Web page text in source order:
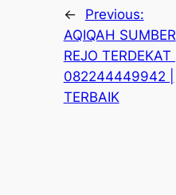
←
Previous:
AQIQAH SUMBER
REJO TERDEKAT |
082244449942 |
TERBAIK